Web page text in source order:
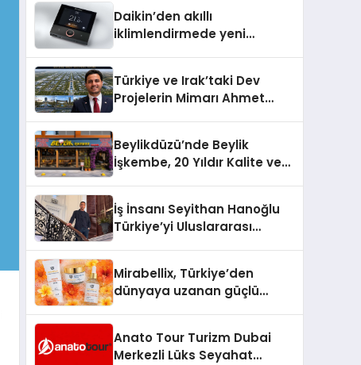
Daikin’den akıllı
iklimlendirmede yeni
Türkiye ve Irak’taki Dev
Projelerin Mimarı Ahmet
Holding Industrial City”
Projesini Hayata Geçirecek
Beylikdüzü’nde Beylik
İşkembe, 20 Yıldır Kalite ve
İş İnsanı Seyithan Hanoğlu
Türkiye’yi Uluslararası
Mirabellix, Türkiye’den
dünyaya uzanan güçlü
Anato Tour Turizm Dubai
Merkezli Lüks Seyahat